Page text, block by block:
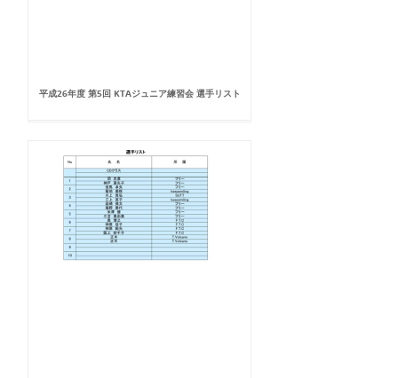
平成26年度 第5回 KTAジュニア練習会 選手リスト